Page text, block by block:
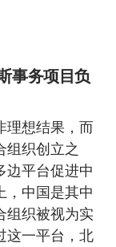
事务项目负
理想结果，而
组织创立之
边平台促进中
，中国是其中
组织被视为实
这一平台，北